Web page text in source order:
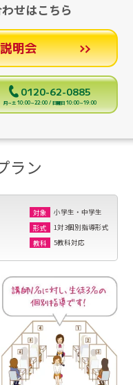
せはこちら
明会
0120-62-0885
月～土 10:00～22:00 / 日曜日 10:00～19:00
ラン
対象
小学生・中学生
形式
1対3個別指導形式
教科
5教科対応